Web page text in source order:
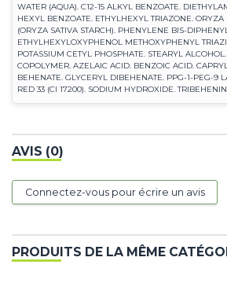
WATER (AQUA). C12-15 ALKYL BENZOATE.
HEXYL BENZOATE. ETHYLHEXYL TRIAZONE. ORYZA
(ORYZA SATIVA STARCH). PHENYLENE BIS-
ETHYLHEXYLOXYPHENOL METHOXYPHENYL
POTASSIUM CETYL PHOSPHATE. STEARYL
COPOLYMER. AZELAIC ACID. BENZOIC ACID.
BEHENATE. GLYCERYL DIBEHENATE. PPG-1-PEG-9
RED 33 (CI 17200). SODIUM HYDROXIDE.
AVIS (0)
Connectez-vous pour écrire un avis
PRODUITS DE LA MÊME